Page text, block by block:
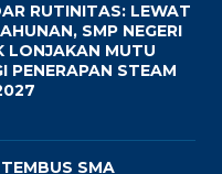
RUTINITAS: LEWAT
SMP NEGERI
LONJAKAN MUTU
PENERAPAN STEAM
SMA